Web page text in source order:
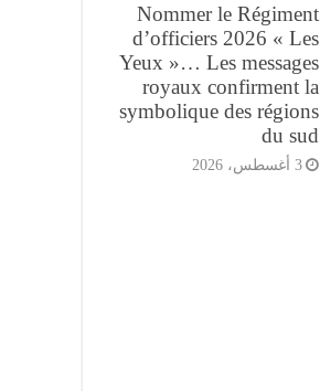
Nommer le Régiment
d’officiers 2026 « Les
Yeux »… Les messages
royaux confirment la
symbolique des régions
du sud
3 أغسطس، 2026